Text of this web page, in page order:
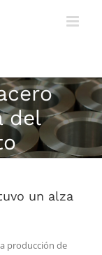
del
un alza
producción de